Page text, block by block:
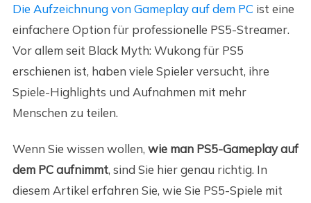
Die Aufzeichnung von Gameplay auf dem PC ist eine
einfachere Option für professionelle PS5-Streamer.
Vor allem seit Black Myth: Wukong für PS5
erschienen ist, haben viele Spieler versucht, ihre
Spiele-Highlights und Aufnahmen mit mehr
Menschen zu teilen.
Wenn Sie wissen wollen, wie man PS5-Gameplay auf
dem PC aufnimmt, sind Sie hier genau richtig. In
diesem Artikel erfahren Sie, wie Sie PS5-Spiele mit